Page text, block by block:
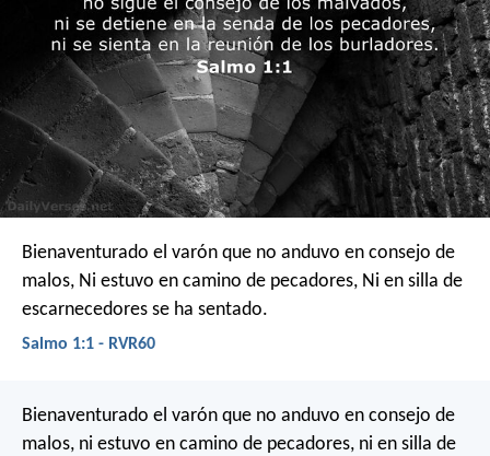
Bienaventurado el varón que no anduvo en consejo de
malos, Ni estuvo en camino de pecadores, Ni en silla de
escarnecedores se ha sentado.
Salmo 1:1 - RVR60
Bienaventurado el varón que no anduvo en consejo de
malos, ni estuvo en camino de pecadores, ni en silla de